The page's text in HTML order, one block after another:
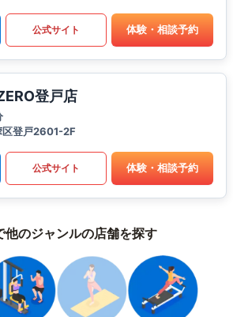
公式サイト 体験・相談予約
登戸店
区登戸2601-2F
公式サイト 体験・相談予約
他のジャンルの店舗を探す